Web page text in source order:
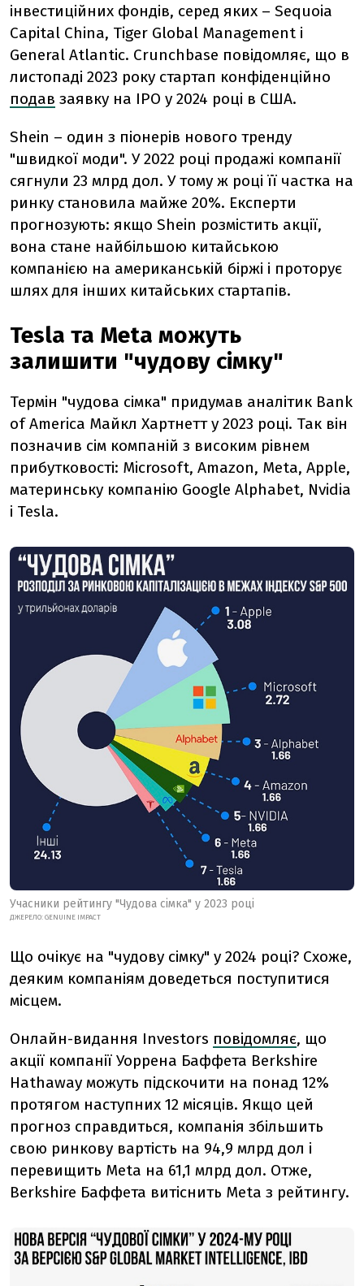
інвестиційних фондів, серед яких – Sequoia
Capital China, Tiger Global Management і
General Atlantic. Crunchbase повідомляє, що в
листопаді 2023 року стартап конфіденційно
подав заявку на IPO у 2024 році в США.
Shein – один з піонерів нового тренду
"швидкої моди". У 2022 році продажі компанії
сягнули 23 млрд дол. У тому ж році її частка на
ринку становила майже 20%. Експерти
прогнозують: якщо Shein розмістить акції,
вона стане найбільшою китайською
компанією на американській біржі і проторує
шлях для інших китайських стартапів.
Tesla та Meta можуть
залишити "чудову сімку"
Термін "чудова сімка" придумав аналітик Bank
of America Майкл Хартнетт у 2023 році. Так він
позначив сім компаній з високим рівнем
прибутковості: Microsoft, Amazon, Meta, Apple,
материнську компанію Google Alphabet, Nvidia
і Tesla.
Учасники рейтингу "Чудова сімка" у 2023 році
ДЖЕРЕЛО: GENUINE IMPACT
Що очікує на "чудову сімку" у 2024 році? Схоже,
деяким компаніям доведеться поступитися
місцем.
Онлайн-видання Investors повідомляє, що
акції компанії Уоррена Баффета Berkshire
Hathaway можуть підскочити на понад 12%
протягом наступних 12 місяців. Якщо цей
прогноз справдиться, компанія збільшить
свою ринкову вартість на 94,9 млрд дол і
перевищить Meta на 61,1 млрд дол. Отже,
Berkshire Баффета витіснить Meta з рейтингу.